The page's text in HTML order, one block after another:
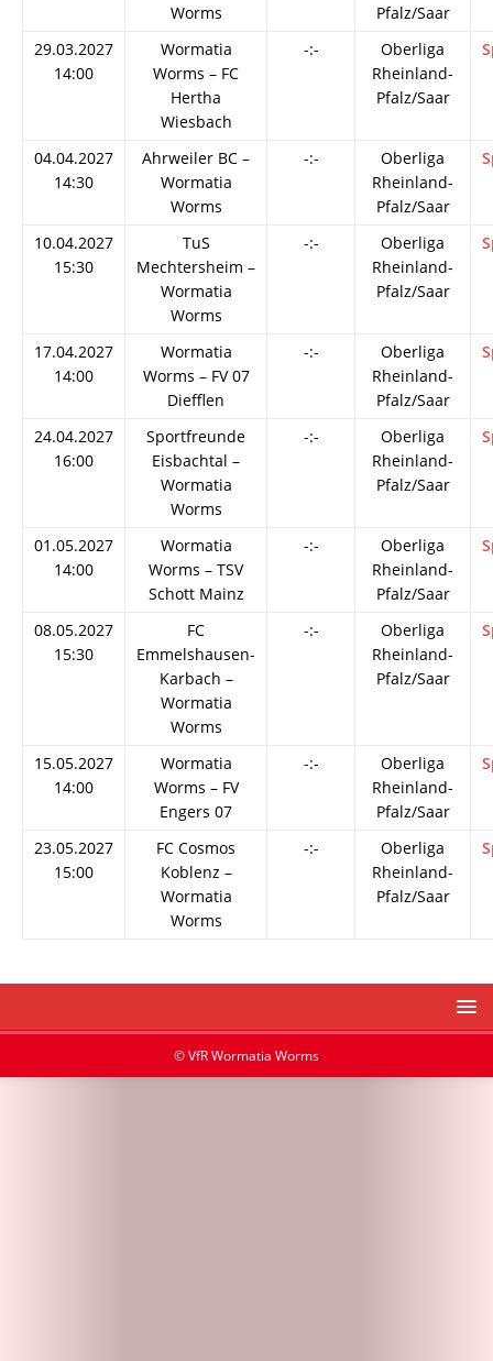
Worms
Pfalz/Saar
29.03.2027
14:00
Wormatia
Worms – FC
Hertha
Wiesbach
-:-
Oberliga
Rheinland-
Pfalz/Saar
04.04.2027
14:30
Ahrweiler BC –
Wormatia
Worms
-:-
Oberliga
Rheinland-
Pfalz/Saar
10.04.2027
15:30
TuS
Mechtersheim –
Wormatia
Worms
-:-
Oberliga
Rheinland-
Pfalz/Saar
17.04.2027
14:00
Wormatia
Worms – FV 07
Diefflen
-:-
Oberliga
Rheinland-
Pfalz/Saar
24.04.2027
16:00
Sportfreunde
Eisbachtal –
Wormatia
Worms
-:-
Oberliga
Rheinland-
Pfalz/Saar
01.05.2027
14:00
Wormatia
Worms – TSV
Schott Mainz
-:-
Oberliga
Rheinland-
Pfalz/Saar
08.05.2027
15:30
FC
Emmelshausen-
Karbach –
Wormatia
Worms
-:-
Oberliga
Rheinland-
Pfalz/Saar
15.05.2027
14:00
Wormatia
Worms – FV
Engers 07
-:-
Oberliga
Rheinland-
Pfalz/Saar
23.05.2027
15:00
FC Cosmos
Koblenz –
Wormatia
Worms
-:-
Oberliga
Rheinland-
Pfalz/Saar
© VfR Wormatia Worms